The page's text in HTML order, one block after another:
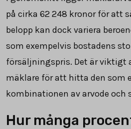
på cirka 62 248 kronor för att
belopp kan dock variera
som exempelvis bostadens
försäljningspris. Det är viktigt
mäklare för att hitta den som
kombinationen av arvode och
Hur många